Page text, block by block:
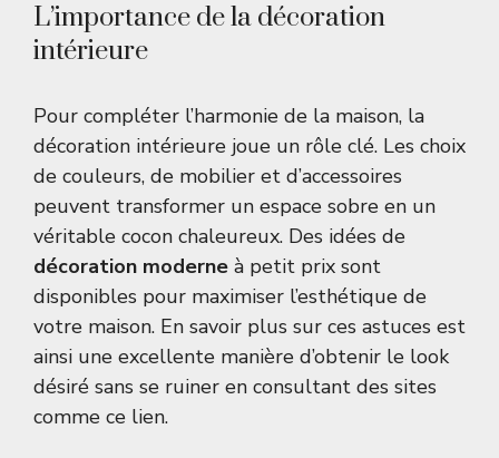
L’importance de la décoration
intérieure
Pour compléter l’harmonie de la maison, la
décoration intérieure joue un rôle clé. Les choix
de couleurs, de mobilier et d’accessoires
peuvent transformer un espace sobre en un
véritable cocon chaleureux. Des idées de
décoration moderne à petit prix sont
disponibles pour maximiser l’esthétique de
votre maison. En savoir plus sur ces astuces est
ainsi une excellente manière d’obtenir le look
désiré sans se ruiner en consultant des sites
comme ce lien.